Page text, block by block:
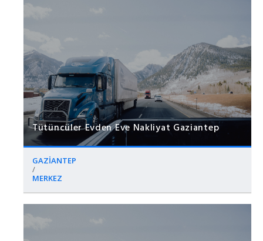
Tütüncüler Evden Eve Nakliyat Gaziantep
GAZİANTEP
/
MERKEZ